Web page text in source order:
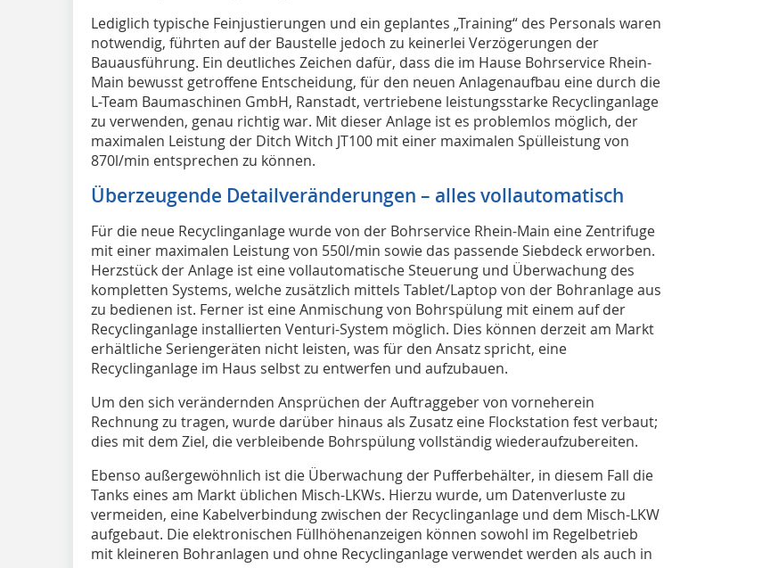
Lediglich typische Feinjustierungen und ein geplantes „Training“ des Personals waren
notwendig, führten auf der Baustelle jedoch zu keinerlei Verzögerungen der
Bauausführung. Ein deutliches Zeichen dafür, dass die im Hause Bohrservice Rhein-
Main bewusst getroffene Entscheidung, für den neuen Anlagenaufbau eine durch die
L-Team Baumaschinen GmbH, Ranstadt, vertriebene leistungsstarke Recyclinganlage
zu verwenden, genau richtig war. Mit dieser Anlage ist es problemlos möglich, der
maximalen Leistung der Ditch Witch JT100 mit einer maximalen Spülleistung von
870l/min entsprechen zu können.
Überzeugende Detailveränderungen – alles vollautomatisch
Für die neue Recyclinganlage wurde von der Bohrservice Rhein-Main eine Zentrifuge
mit einer maximalen Leistung von 550l/min sowie das passende Siebdeck erworben.
Herzstück der Anlage ist eine vollautomatische Steuerung und Überwachung des
kompletten Systems, welche zusätzlich mittels Tablet/Laptop von der Bohranlage aus
zu bedienen ist. Ferner ist eine Anmischung von Bohrspülung mit einem auf der
Recyclinganlage installierten Venturi-System möglich. Dies können derzeit am Markt
erhältliche Seriengeräten nicht leisten, was für den Ansatz spricht, eine
Recyclinganlage im Haus selbst zu entwerfen und aufzubauen.
Um den sich verändernden Ansprüchen der Auftraggeber von vorneherein
Rechnung zu tragen, wurde darüber hinaus als Zusatz eine Flockstation fest verbaut;
dies mit dem Ziel, die verbleibende Bohrspülung vollständig wiederaufzubereiten.
Ebenso außergewöhnlich ist die Überwachung der Pufferbehälter, in diesem Fall die
Tanks eines am Markt üblichen Misch-LKWs. Hierzu wurde, um Datenverluste zu
vermeiden, eine Kabelverbindung zwischen der Recyclinganlage und dem Misch-LKW
aufgebaut. Die elektronischen Füllhöhenanzeigen können sowohl im Regelbetrieb
mit kleineren Bohranlagen und ohne Recyclinganlage verwendet werden als auch in